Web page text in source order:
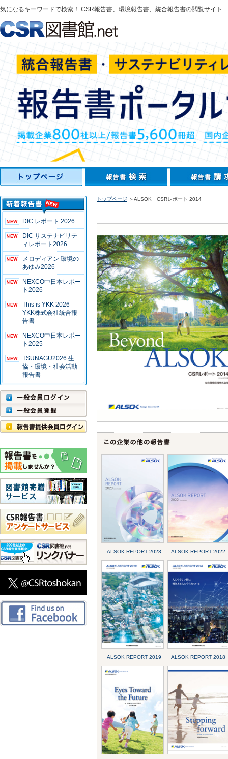
気になるキーワードで検索！ CSR報告書、環境報告書、統合報告書の閲覧サイト
DIC レポート 2026
DIC サステナビリテ
ィレポート2026
メロディアン 環境の
あゆみ2026
NEXCO中日本レポー
ト2026
This is YKK 2026
YKK株式会社統合報
告書
NEXCO中日本レポー
ト2025
TSUNAGU2026 生
協・環境・社会活動
報告書
トップページ ＞ALSOK CSRレポート 2014
ALSOK REPORT 2023 ALSOK REPORT 2022
ALSOK REPORT 2019 ALSOK REPORT 2018